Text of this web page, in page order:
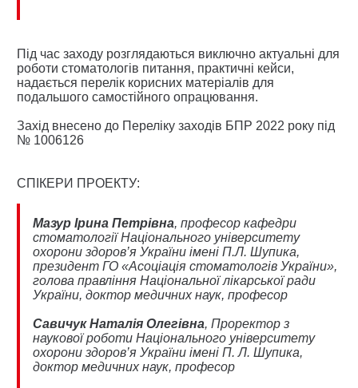
Під час заходу розглядаються виключно актуальні для
роботи стоматологів питання, практичні кейси,
надається перелік корисних матеріалів для
подальшого самостійного опрацювання.
Захід внесено до Переліку заходів БПР 2022 року під
№ 1006126
СПІКЕРИ ПРОЕКТУ:
Мазур Ірина Петрівна, професор кафедри
стоматології Національного університету
охорони здоров’я України імені П.Л. Шупика,
президент ГО «Асоціація стоматологів України»,
голова правління Національної лікарської ради
України, доктор медичних наук, професор
Савичук Наталія Олегівна, Проректор з
наукової роботи Національного університету
охорони здоров’я України імені П. Л. Шупика,
доктор медичних наук, професор